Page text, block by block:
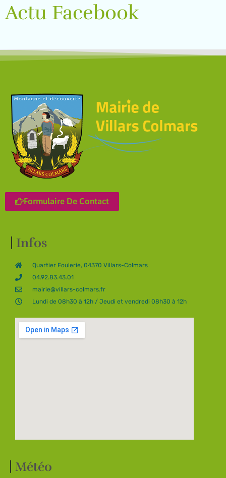
Actu Facebook
Formulaire De Contact
Infos
Quartier Foulerie, 04370 Villars-Colmars
04.92.83.43.01
mairie@villars-colmars.fr
Lundi de 08h30 à 12h / Jeudi et vendredi 08h30 à 12h
Météo